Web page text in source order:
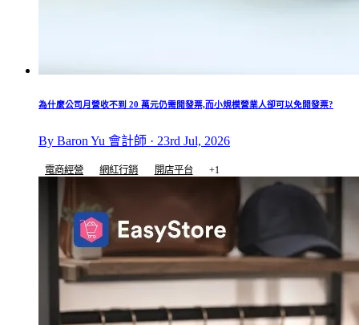
為什麼公司月營收不到 20 萬元仍需開發票,而小規模營業人卻可以免開發票?
By Baron Yu 會計師 · 23rd Jul, 2026
電商經營 網紅行銷 開店平台 +1